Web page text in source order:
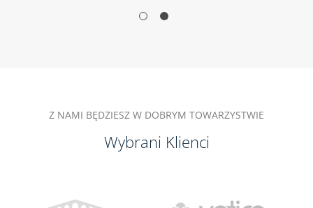
Z NAMI BĘDZIESZ W DOBRYM TOWARZYSTWIE
Wybrani Klienci